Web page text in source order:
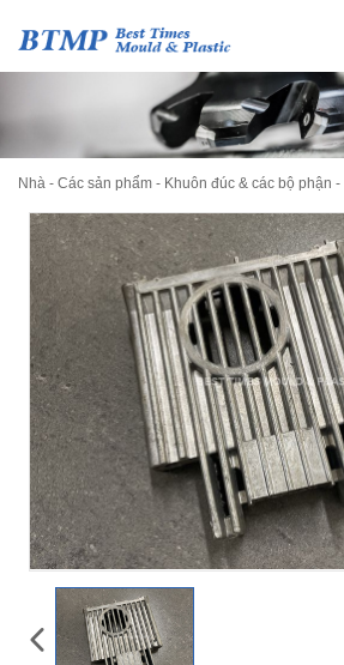
Nhà - Các sản phẩm - Khuôn đúc & các bộ phận -